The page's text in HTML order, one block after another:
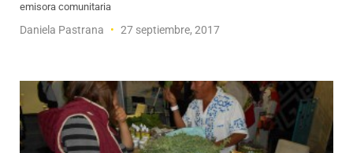
emisora comunitaria
Daniela Pastrana 27 septiembre, 2017